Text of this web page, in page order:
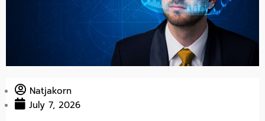
Natjakorn
July 7, 2026